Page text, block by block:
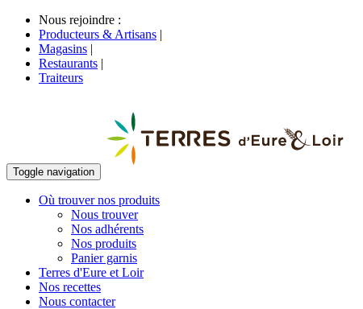
Nous rejoindre :
Producteurs & Artisans |
Magasins |
Restaurants |
Traiteurs
Toggle navigation
Où trouver nos produits
Nous trouver
Nos adhérents
Nos produits
Panier garnis
Terres d'Eure et Loir
Nos recettes
Nous contacter